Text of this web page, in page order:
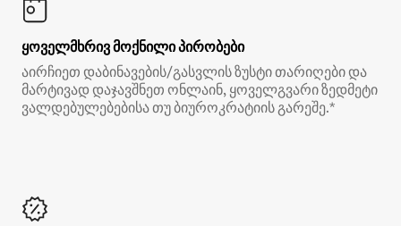
ყოველმხრივ მოქნილი პირობები
აირჩიეთ დაბინავების/გასვლის ზუსტი თარიღები და
მარტივად დაჯავშნეთ ონლაინ, ყოველგვარი ზედმეტი
ვალდებულებებისა თუ ბიუროკრატიის გარეშე.*